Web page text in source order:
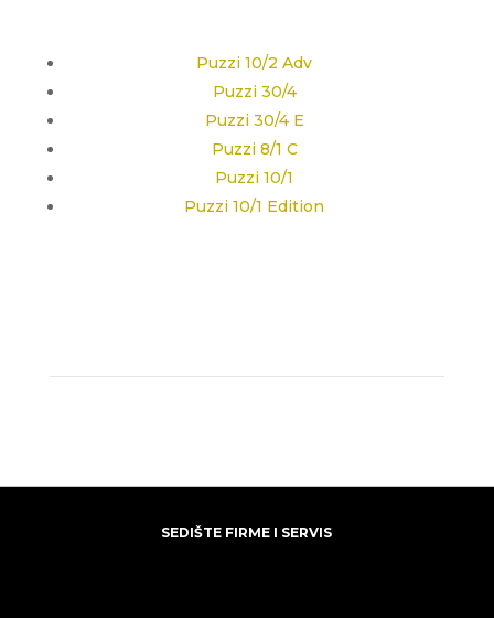
Puzzi 10/2 Adv
Puzzi 30/4
Puzzi 30/4 E
Puzzi 8/1 C
Puzzi 10/1
Puzzi 10/1 Edition
SEDIŠTE FIRME I SERVIS